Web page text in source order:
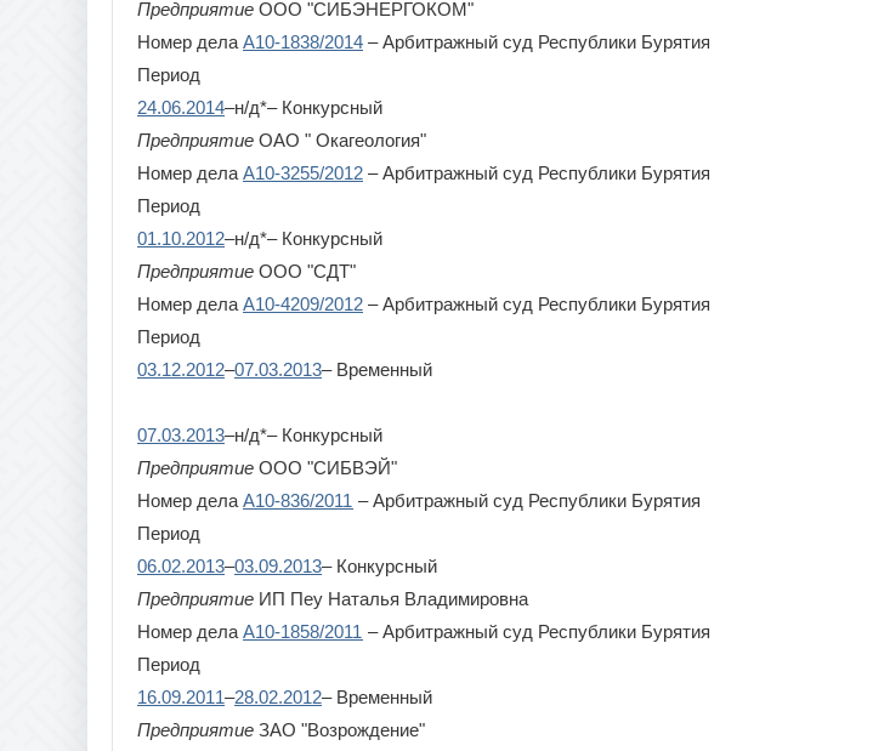
Предприятие ООО "СИБЭНЕРГОКОМ"
Номер дела А10-1838/2014 – Арбитражный суд Республики Бурятия
Период
24.06.2014–н/д*– Конкурсный
Предприятие ОАО " Окагеология"
Номер дела А10-3255/2012 – Арбитражный суд Республики Бурятия
Период
01.10.2012–н/д*– Конкурсный
Предприятие ООО "СДТ"
Номер дела А10-4209/2012 – Арбитражный суд Республики Бурятия
Период
03.12.2012–07.03.2013– Временный
07.03.2013–н/д*– Конкурсный
Предприятие ООО "СИБВЭЙ"
Номер дела А10-836/2011 – Арбитражный суд Республики Бурятия
Период
06.02.2013–03.09.2013– Конкурсный
Предприятие ИП Пеу Наталья Владимировна
Номер дела А10-1858/2011 – Арбитражный суд Республики Бурятия
Период
16.09.2011–28.02.2012– Временный
Предприятие ЗАО "Возрождение"
Если вы АУ, то